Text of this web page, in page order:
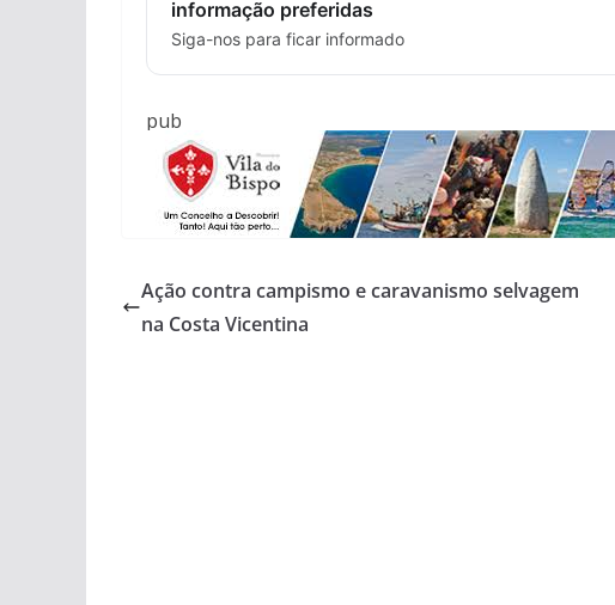
informação preferidas
Siga-nos para ficar informado
pub
Ação contra campismo e caravanismo selvagem
na Costa Vicentina